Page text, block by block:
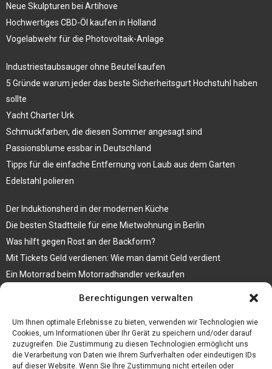
Berechtigungen verwalten
Um Ihnen optimale Erlebnisse zu bieten, verwenden wir Technologien wie
Cookies, um Informationen über Ihr Gerät zu speichern und/oder darauf
zuzugreifen. Die Zustimmung zu diesen Technologien ermöglicht uns
die Verarbeitung von Daten wie Ihrem Surfverhalten oder eindeutigen IDs
auf dieser Website. Wenn Sie Ihre Zustimmung nicht erteilen oder
Neue Skulpturen bei Artihove
Hochwertiges CBD-Öl kaufen in Holland
Vogelabwehr für die Photovoltaik-Anlage
Industriestaubsauger ohne Beutel kaufen
5 Gründe warum jeder das beste Sicherheitsgurt Hochstuhl haben
sollte
Yacht Charter Urk
Schmuckfarben, die diesen Sommer angesagt sind
Passionsblume essbar in Deutschland
Tipps für die einfache Entfernung von Laub aus dem Garten
Edelstahl polieren
Der Induktionsherd in der modernen Küche
Die besten Stadtteile für eine Mietwohnung in Berlin
Was hilft gegen Rost an der Backform?
Mit Tickets Geld verdienen: Wie man damit Geld verdient
Ein Motorrad beim Motorradhandler verkaufen
Vegane Mode. Wie passen vegane Schuhe zu den aktuellen Trends?